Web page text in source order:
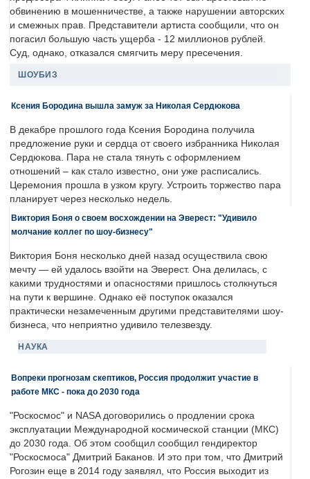
обвинению в мошенничестве, а также нарушении авторских
и смежных прав. Представители артиста сообщили, что он
погасил большую часть ущерба - 12 миллионов рублей.
Суд, однако, отказался смягчить меру пресечения.
ШОУБИЗ
Ксения Бородина вышла замуж за Николая Сердюкова
В декабре прошлого года Ксения Бородина получила
предложение руки и сердца от своего избранника Николая
Сердюкова. Пара не стала тянуть с оформлением
отношений – как стало известно, они уже расписались.
Церемония прошла в узком кругу. Устроить торжество пара
планирует через несколько недель.
Виктория Боня о своем восхождении на Эверест: "Удивило
молчание коллег по шоу-бизнесу"
Виктория Боня несколько дней назад осуществила свою
мечту — ей удалось взойти на Эверест. Она делилась, с
какими трудностями и опасностями пришлось столкнуться
на пути к вершине. Однако её поступок оказался
практически незамеченным другими представителями шоу-
бизнеса, что неприятно удивило телезвезду.
НАУКА
Вопреки прогнозам скептиков, Россия продолжит участие в
работе МКС - пока до 2030 года
"Роскосмос" и NASA договорились о продлении срока
эксплуатации Международной космической станции (МКС)
до 2030 года. Об этом сообщил сообщил гендиректор
"Роскосмоса" Дмитрий Баканов. И это при том, что Дмитрий
Рогозин еще в 2014 году заявлял, что Россия выходит из